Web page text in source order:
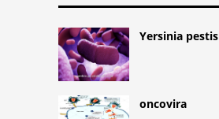
Yersinia pestis
oncovira